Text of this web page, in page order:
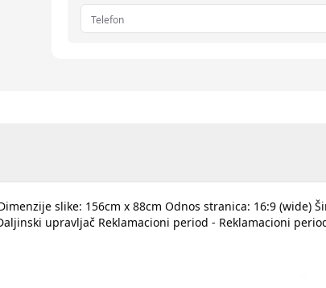
slike: 156cm x 88cm Odnos stranica: 16:9 (wide)
upravljač Reklamacioni period - Reklamacioni